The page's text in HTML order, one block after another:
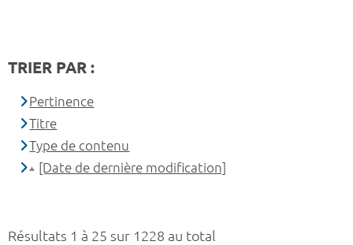
Résultats 1 à 25 sur 1228 au total
TRIER PAR :
Pertinence
Titre
Type de contenu
[Date de dernière modification]